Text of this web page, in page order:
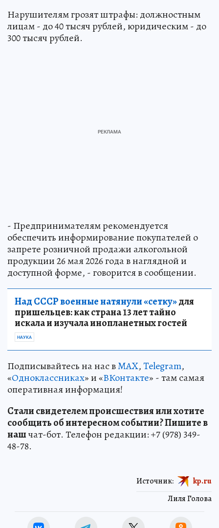
Нарушителям грозят штрафы: должностным
лицам - до 40 тысяч рублей, юридическим - до
300 тысяч рублей.
- Предпринимателям рекомендуется
обеспечить информирование покупателей о
запрете розничной продажи алкогольной
продукции 26 мая 2026 года в наглядной и
доступной форме, - говорится в сообщении.
Над СССР военные натянули «сетку»для
пришельцев: как страна 13 лет тайно
искала и изучала инопланетных гостей
НАУКА
Подписывайтесь на нас вMAX,Telegram,
«Одноклассниках» и «ВКонтакте» - там самая
оперативная информация!
Стали свидетелем происшествия или хотите
сообщить об интересном событии? Пишите в
нашчат-бот. Телефон редакции: +7 (978) 349-
48-78.
Лиля Голова
Источник: kp.ru